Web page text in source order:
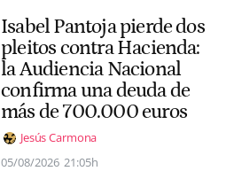
Isabel Pantoja pierde dos
pleitos contra Hacienda:
la Audiencia Nacional
confirma una deuda de
más de 700.000 euros
Jesús Carmona
05/08/2026 21:05h